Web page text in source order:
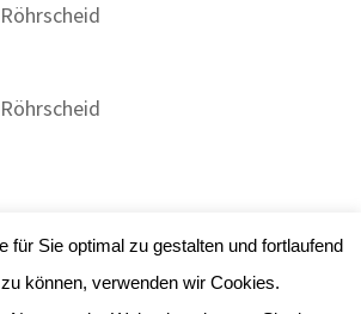
für Sie optimal zu gestalten und fortlaufend
können, verwenden wir Cookies.